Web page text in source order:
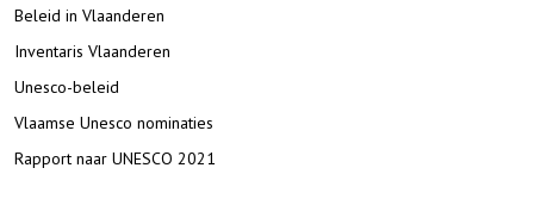
Beleid in Vlaanderen
Inventaris Vlaanderen
Unesco-beleid
Vlaamse Unesco nominaties
Rapport naar UNESCO 2021